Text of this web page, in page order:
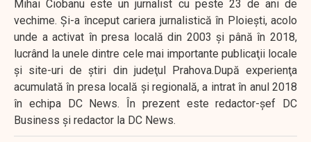
Mihai Ciobanu este un jurnalist cu peste 23 de ani de
vechime. Şi-a început cariera jurnalistică în Ploieşti, acolo
unde a activat în presa locală din 2003 şi până în 2018,
lucrând la unele dintre cele mai importante publicaţii locale
şi site-uri de ştiri din judeţul Prahova.După experienţa
acumulată în presa locală şi regională, a intrat în anul 2018
în echipa DC News. În prezent este redactor-şef DC
Business şi redactor la DC News.